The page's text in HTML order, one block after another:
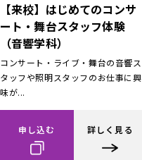
【来校】はじめてのコンサ
ート・舞台スタッフ体験
（音響学科）
コンサート・ライブ・舞台の音響ス
タッフや照明スタッフのお仕事に興
味が...
申し込む 詳しく見る